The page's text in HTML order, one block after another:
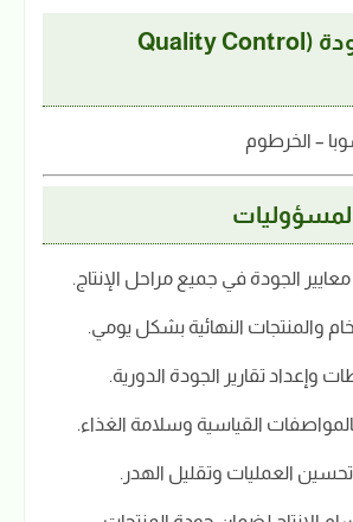
🔍 مراقب جودة (Quality Control
– الخرطوم
الجودة في جميع مراحل الإنتاج.
والمنتجات النهائية بشكل يومي.
وإعداد تقارير الجودة الدورية.
القياسية وسلامة الغذاء.
العمليات وتقليل الهدر.